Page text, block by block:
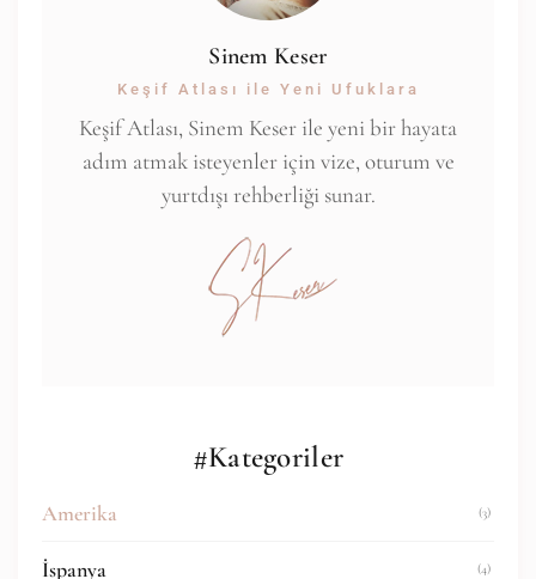
Sinem Keser
Keşif Atlası ile Yeni Ufuklara
Keşif Atlası, Sinem Keser ile yeni bir hayata
adım atmak isteyenler için vize, oturum ve
yurtdışı rehberliği sunar.
#Kategoriler
Amerika (3)
İspanya (4)